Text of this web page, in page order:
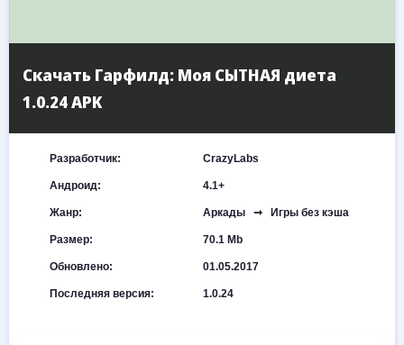
Скачать Гарфилд: Моя СЫТНАЯ диета
1.0.24 APK
Разработчик: CrazyLabs
Андроид: 4.1+
Жанр: Аркады ➞ Игры без кэша
Размер: 70.1 Mb
Обновлено: 01.05.2017
Последняя версия: 1.0.24